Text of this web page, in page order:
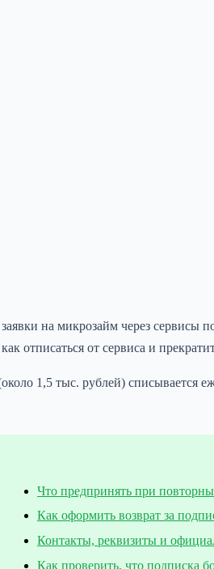
на микрозайм через
отписаться от сервиса и
1,5 тыс. рублей)
Что предпринять при
Как оформить возврат за
Контакты, реквизиты и
Как проверить, что подписка